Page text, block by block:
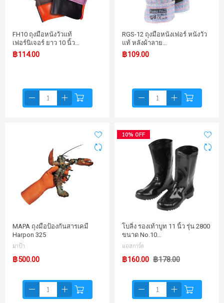
FH10 ถุงมือหนังวัวแท้
เฟอร์นิเจอร์ ยาว 10 นิ้ว…
฿114.00
RGS-12 ถุงมือหนังเฟอร์ หนังวัว
แท้ หลังผ้าลาย…
฿109.00
MAPA ถุงมือป้องกันสารเคมี
Harpon 325
มาป้า
฿500.00
10% OFF
โบลิ่ง รองเท้าบูท 11 นิ้ว รุ่น 2800
ขนาด No.10…
แอสการ์ด
฿160.00 ฿178.00